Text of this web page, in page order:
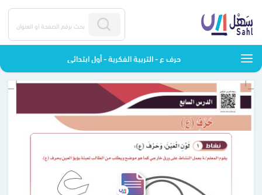
حرف ع - التربية الفكرية - أول ابتدائي